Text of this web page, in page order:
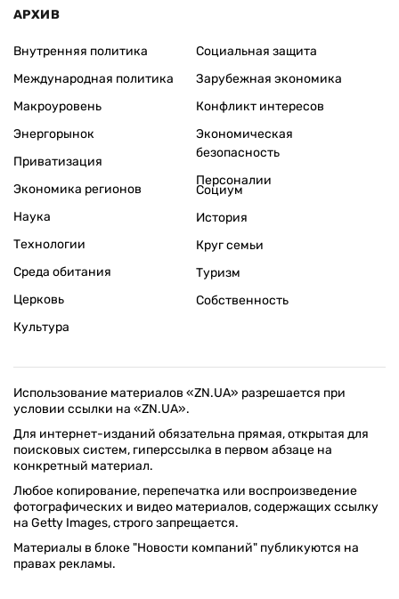
АРХИВ
Внутренняя политика
Международная политика
Макроуровень
Энергорынок
Приватизация
Экономика регионов
Социальная защита
Зарубежная экономика
Конфликт интересов
Экономическая
безопасность
Персоналии
Наука
Технологии
Среда обитания
Церковь
Культура
Социум
История
Круг семьи
Туризм
Собственность
Использование материалов «ZN.UA» разрешается при
условии ссылки на «ZN.UA».
Для интернет-изданий обязательна прямая, открытая для
поисковых систем, гиперссылка в первом абзаце на
конкретный материал.
Любое копирование, перепечатка или воспроизведение
фотографических и видео материалов, содержащих ссылку
на Getty Images, строго запрещается.
Материалы в блоке "Новости компаний" публикуются на
правах рекламы.